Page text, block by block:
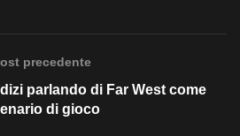
precedente
parlando di Far West come
di gioco